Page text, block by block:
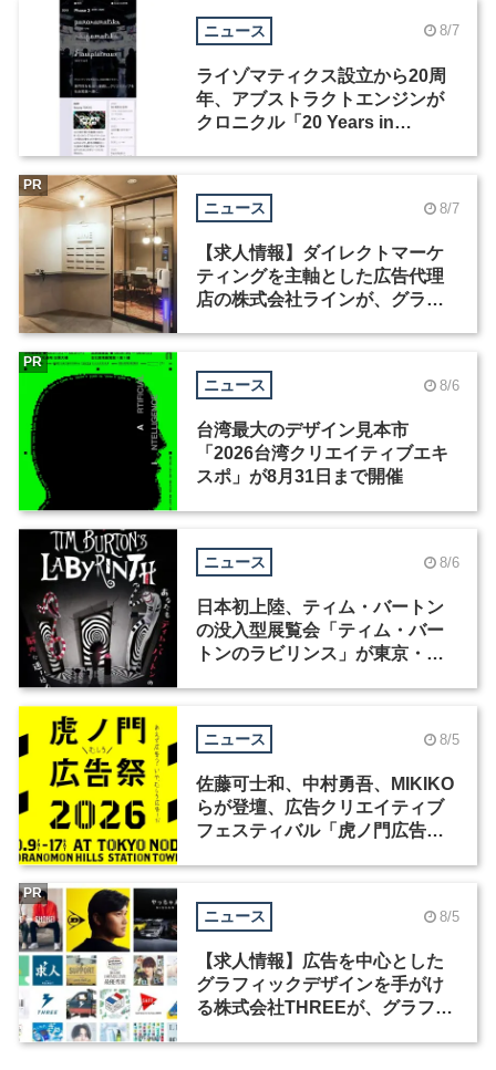
ニュース 8/7
ライゾマティクス設立から20周
年、アブストラクトエンジンが
クロニクル「20 Years in
ニュース 8/7
【求人情報】ダイレクトマーケ
ティングを主軸とした広告代理
店の株式会社ラインが、グラフ
PR
ニュース 8/6
台湾最大のデザイン見本市
「2026台湾クリエイティブエキ
スポ」が8月31日まで開催
PR
ニュース 8/6
日本初上陸、ティム・バートン
の没入型展覧会「ティム・バー
トンのラビリンス」が東京・豊
ニュース 8/5
佐藤可士和、中村勇吾、MIKIKO
らが登壇、広告クリエイティブ
フェスティバル「虎ノ門広告
ニュース 8/5
【求人情報】広告を中心とした
グラフィックデザインを手がけ
る株式会社THREEが、グラフィ
PR